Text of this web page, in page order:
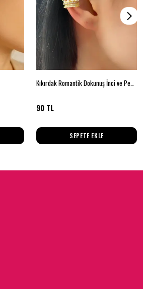
Kıkırdak Romantik Dokunuş İnci ve Pembe/Mor Taşlı
90 TL
SEPETE EKLE